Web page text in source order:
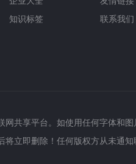
知识标签
联系我们
共享平台。如使用任何字体
立即删除！任何版权方从未通